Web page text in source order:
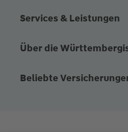
Services & Leistungen
Über die
Beliebte